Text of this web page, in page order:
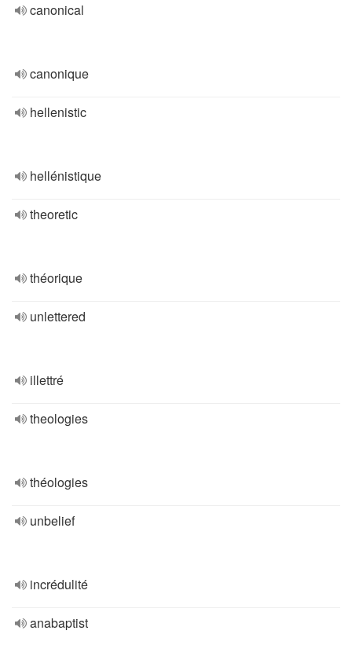
canonical
canonique
hellenistic
hellénistique
theoretic
théorique
unlettered
illettré
theologies
théologies
unbelief
incrédulité
anabaptist